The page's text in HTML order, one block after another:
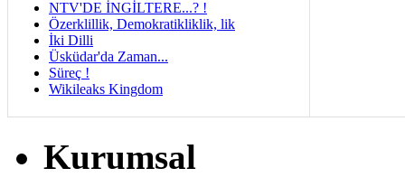
NTV'DE İNGİLTERE...? !
Özerklillik, Demokratikliklik, lik
İki Dilli
Üsküdar'da Zaman...
Süreç !
Wikileaks Kingdom
Kurumsal